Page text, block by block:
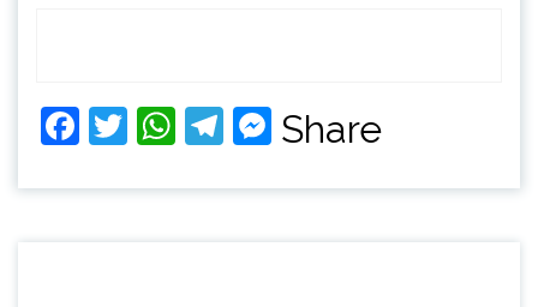
Facebook
Twitter
WhatsApp
Telegram
Messenger
Share